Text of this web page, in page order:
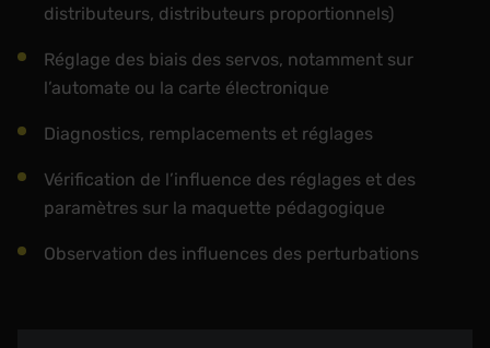
distributeurs, distributeurs proportionnels)
Réglage des biais des servos, notamment sur
l’automate ou la carte électronique
Diagnostics, remplacements et réglages
Vérification de l’influence des réglages et des
paramètres sur la maquette pédagogique
Observation des influences des perturbations